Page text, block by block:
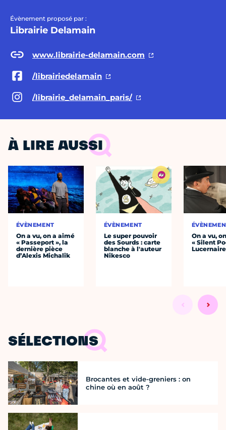
Évènement proposé par :
Librairie Delamain
www.librairie-delamain.com
/librairiedelamain
/librairie_delamain_paris/
À LIRE AUSSI
ÉVÈNEMENT
On a vu, on a aimé
« Passeport », la
dernière pièce
d’Alexis Michalik
ÉVÈNEMENT
Le super pouvoir
des Sourds : carte
blanche à l'auteur
Nikesco
On a vu,
« Silent
Lucernaire
SÉLECTIONS
Brocantes et vide-greniers : on
chine où en août ?